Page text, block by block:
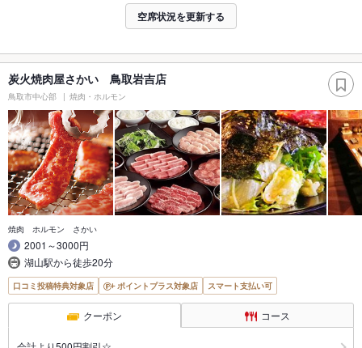
空席状況を更新する
炭火焼肉屋さかい 鳥取岩吉店
鳥取市中心部 焼肉・ホルモン
焼肉 ホルモン さかい
2001～3000円
湖山駅から徒歩20分
口コミ投稿特典対象店 ポイントプラス対象店 スマート支払い可
クーポン コース